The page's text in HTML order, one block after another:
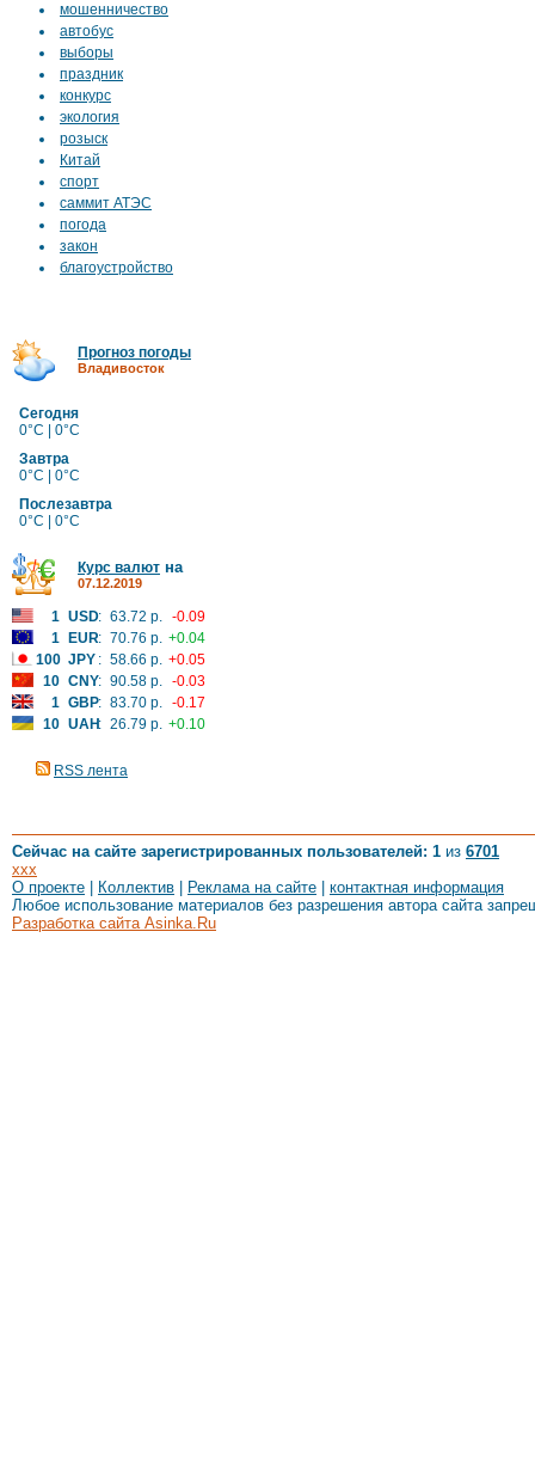
мошенничество
автобус
выборы
праздник
конкурс
экология
розыск
Китай
спорт
саммит АТЭС
погода
закон
благоустройство
Прогноз погоды
Владивосток
Сегодня
0°C | 0°C
Завтра
0°C | 0°C
Послезавтра
0°C | 0°C
Курс валют на
07.12.2019
1 USD: 63.72 р. -0.09
1
EUR: 70.76 р. +0.04
100 JPY : 58.66 р. +0.05
10 CNY: 90.58 р. -0.03
1 GBP: 83.70 р. -0.17
10 UAH: 26.79 р. +0.10
RSS лента
Сейчас на сайте зарегистрированных пользователей: 1 из 6701
xxx
О проекте
Коллектив Реклама на сайте
контактная информация
Любое использование материалов без разрешения автора сайта
Разработка сайта Asinka.Ru